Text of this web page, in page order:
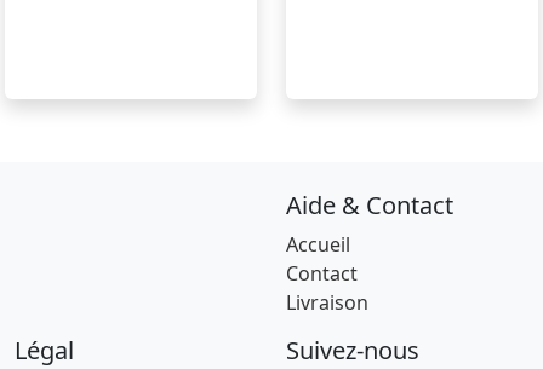
Aide & Contact
Accueil
Contact
Livraison
Légal Suivez-nous